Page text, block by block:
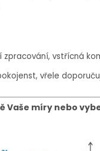
vstřícná
vřele
Vaše míry nebo